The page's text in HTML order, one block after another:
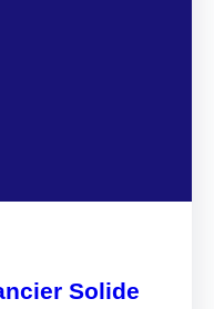
Solide